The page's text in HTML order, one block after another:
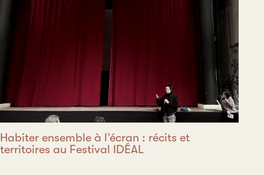
Habiter ensemble à l’écran : récits et
territoires au Festival IDÉAL